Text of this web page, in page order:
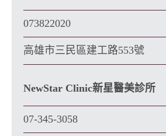
073822020
高雄市三民區建工路553號
NewStar Clinic新星醫美診所
07-345-3058